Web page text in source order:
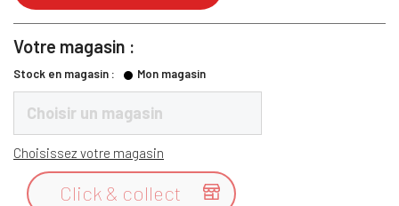
Votre magasin :
Stock en magasin : Mon magasin
Choisir un magasin
Choisissez votre magasin

Click & collect